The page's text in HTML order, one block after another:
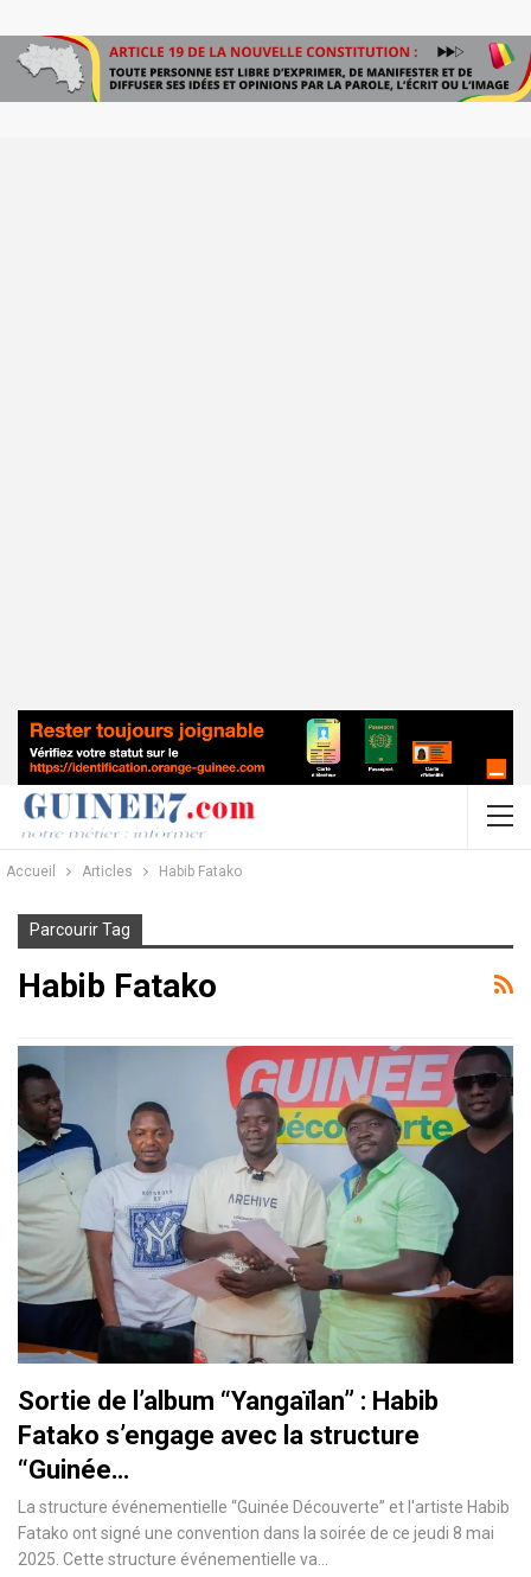
Accueil Articles Habib Fatako
Parcourir Tag
Habib Fatako
Sortie de l’album “Yangaïlan” : Habib
Fatako s’engage avec la structure
“Guinée…
La structure événementielle “Guinée Découverte” et l'artiste Habib
Fatako ont signé une convention dans la soirée de ce jeudi 8 mai
2025. Cette structure événementielle va…